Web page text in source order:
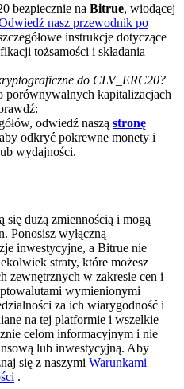
pool
USDT
bezpiecznie na Bitrue, wiodącej
nasz przewodnik po
instrukcje dotyczące
tożsamości i składania
do CLV_ERC20?
porównywalnych kapitalizacjach
odwiedź naszą stronę
odkryć pokrewne monety i
wydajności.
dużą zmiennością i mogą
Ponosisz wyłączną
inwestycyjne, a Bitrue nie
straty, które możesz
zewnętrznych w zakresie cen i
wymienionymi
za ich wiarygodność i
na tej platformie i wszelkie
celom informacyjnym i nie
lub inwestycyjną. Aby
się z naszymi Warunkami
.